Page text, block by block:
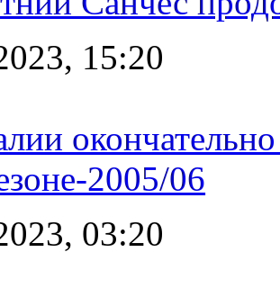
15:20
2005/06
03:20